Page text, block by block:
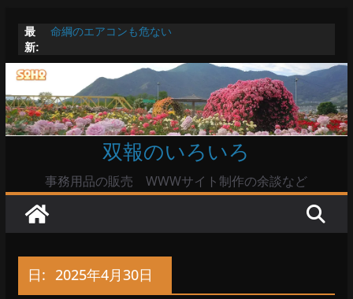
テ
ン
ツ
へ
ッ
最
新:
命綱のエアコンも危ない
た暑い
Windowsユーザーは公共の共有Wi-Fiは使うな?
高市首相とは隙間風が吹く鈴木憲和農水相
陸自部隊の思想信条調査報道受け小泉防衛相「不適切活
動ない」で良いのか
双報のいろいろ
事務用品の販売 WWWサイト制作の余談など
日: 2025年4月30日